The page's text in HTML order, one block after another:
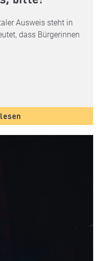
Ausweis steht in
dass Bürgerinnen